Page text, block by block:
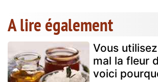
A lire également
Vous
mal la fleur
voici